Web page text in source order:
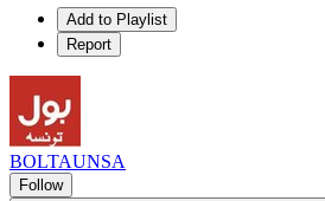
Add to Playlist
Report
BOLTAUNSA
Follow